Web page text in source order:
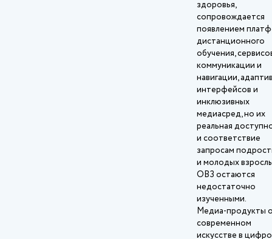
здоровья,
сопровождается
появлением
дистанционного
обучения,
коммуникации и
навигации,
интерфейсов и
инклюзивных
медиасред, но их
реальная
и соответствие
запросам
и молодых
ОВЗ остаются
недостаточно
изученными.
Медиа‑продукты
современном
искусстве в